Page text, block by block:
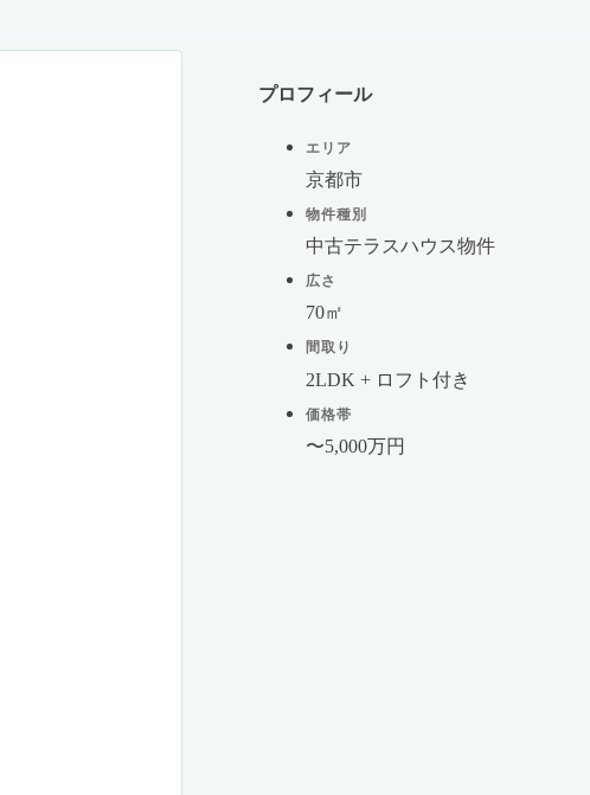
プロフィール
エリア
京都市
物件種別
中古テラスハウス物件
広さ
70㎡
間取り
2LDK + ロフト付き
価格帯
〜5,000万円